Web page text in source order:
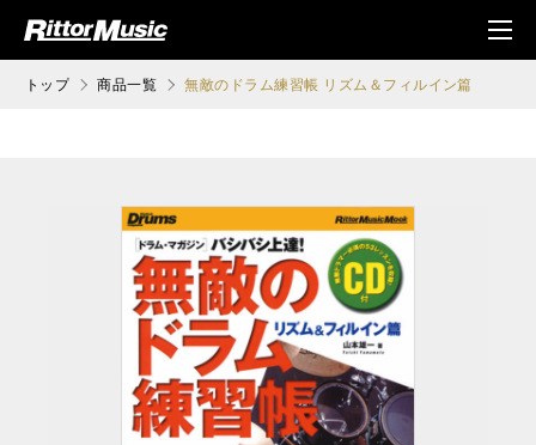
ジック (Rittor Musi
メニ
ュ
トップ 商品一覧 無敵のドラム練習帳 リズム＆フィルイン篇